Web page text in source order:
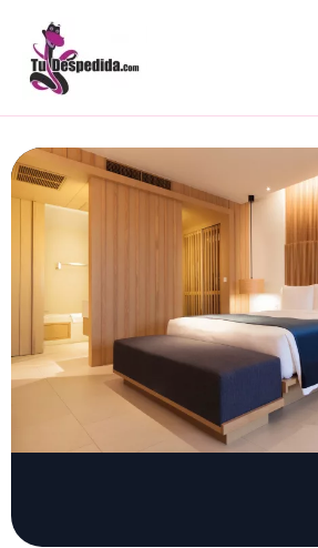
contenido